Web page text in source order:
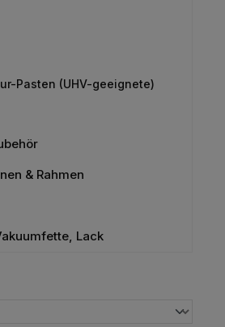
Pasten (UHV-geeignete)
& Rahmen
Lack